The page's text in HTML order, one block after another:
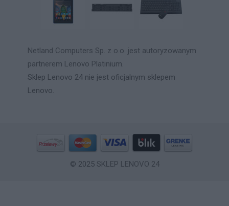
Netland Computers Sp. z o.o. jest autoryzowanym
partnerem Lenovo Platinium.
Sklep Lenovo 24 nie jest oficjalnym sklepem
Lenovo.
© 2025 SKLEP LENOVO 24